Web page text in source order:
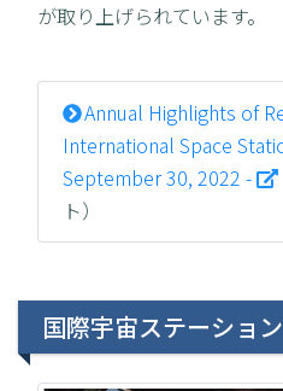
が取り上げられています。
Annual Highlights of
International Space
September 30, 2022 -
ト）
国際宇宙ステーショ